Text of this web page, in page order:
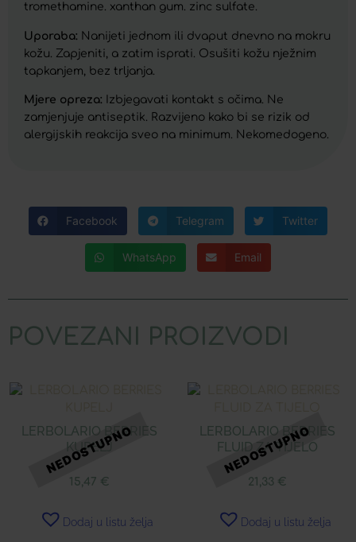
tromethamine. xanthan gum. zinc sulfate.
Uporaba: Nanijeti jednom ili dvaput dnevno na mokru
kožu. Zapjeniti, a zatim isprati. Osušiti kožu nježnim
tapkanjem, bez trljanja.
Mjere opreza: Izbjegavati kontakt s očima. Ne
zamjenjuje antiseptik. Razvijeno kako bi se rizik od
alergijskih reakcija sveo na minimum. Nekomedogeno.
Facebook Telegram Twitter
WhatsApp Email
POVEZANI PROIZVODI
LERBOLARIO BERRIES
KUPELJ
15,47 €
Dodaj u listu želja
LERBOLARIO BERRIES
FLUID ZA TIJELO
21,33 €
Dodaj u listu želja